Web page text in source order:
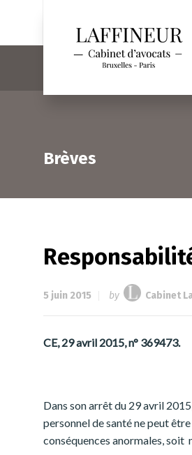
Brèves
5 juin 2015 by Cabinet
CE, 29 avril 2015, n° 369473.
Dans son arrêt du 29 avril
personnel de santé ne peut
conséquences anormales, soit